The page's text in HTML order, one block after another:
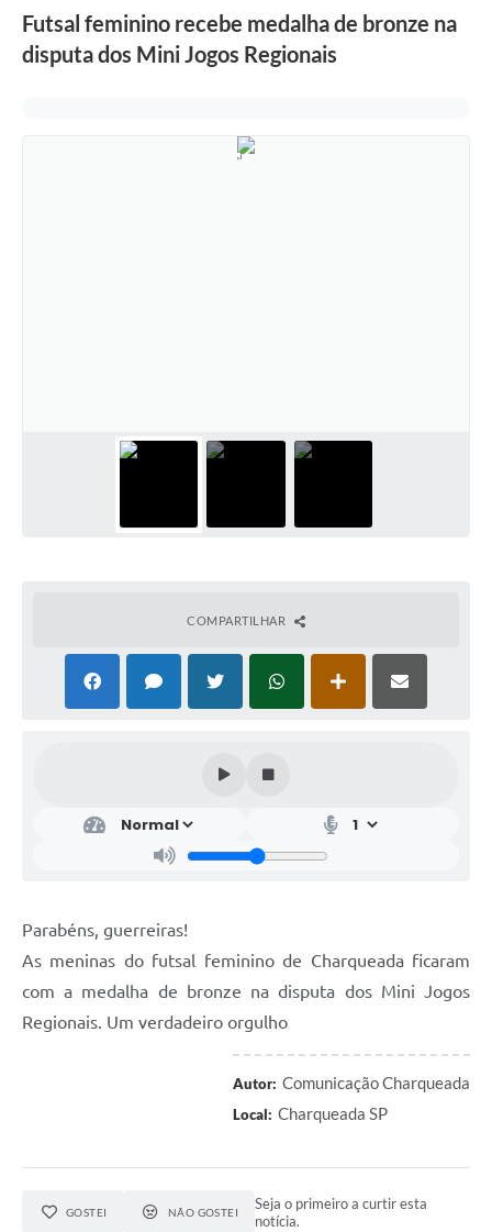
Futsal feminino recebe medalha de bronze na
disputa dos Mini Jogos Regionais
COMPARTILHAR
Parabéns, guerreiras!
As meninas do futsal feminino de Charqueada ficaram
com a medalha de bronze na disputa dos Mini Jogos
Regionais. Um verdadeiro orgulho
Autor: Comunicação Charqueada
Local: Charqueada SP
GOSTEI NÃO GOSTEI
Seja o primeiro a curtir esta
notícia.